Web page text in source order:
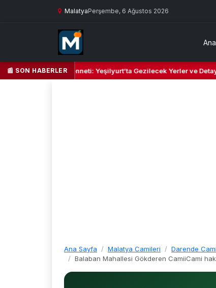
MalatyaPerşembe, 6 Ağustos 2026
📰 SON HABERLER
ve Kültür Cenneti: Yeşilyurt’ta Gezilecek Yerler ve Detaylı
Ana Sayfa Malatya Camileri
Darende
Balaban Mahallesi Gökderen CamiiCami